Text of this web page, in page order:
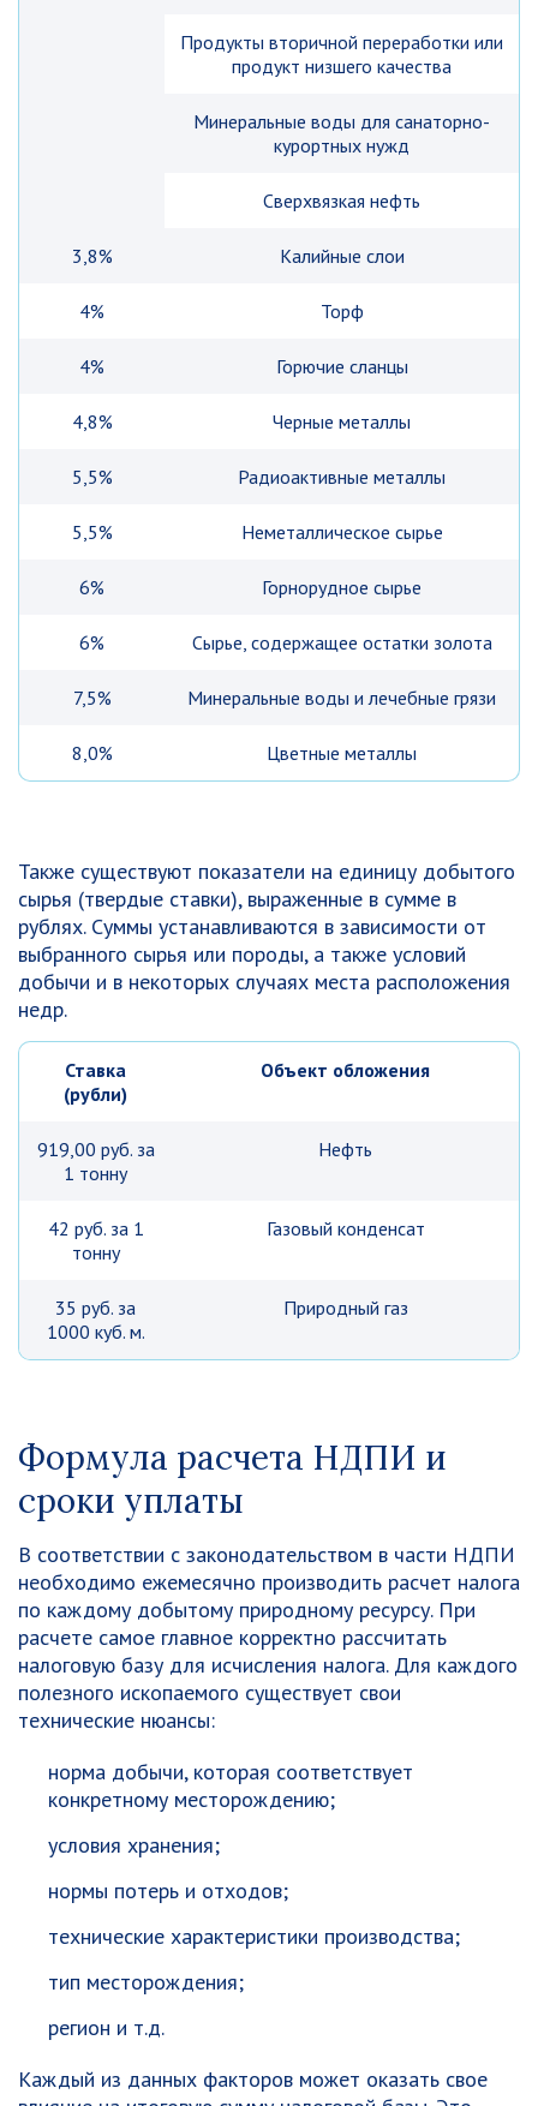
Продукты вторичной переработки или
продукт низшего качества
Минеральные воды для санаторно-
курортных нужд
Сверхвязкая нефть
3,8% Калийные слои
4% Торф
4% Горючие сланцы
4,8% Черные металлы
5,5% Радиоактивные металлы
5,5% Неметаллическое сырье
6% Горнорудное сырье
6% Сырье, содержащее остатки золота
7,5% Минеральные воды и лечебные грязи
8,0% Цветные металлы
Также существуют показатели на единицу добытого
сырья (твердые ставки), выраженные в сумме в
рублях. Суммы устанавливаются в зависимости от
выбранного сырья или породы, а также условий
добычи и в некоторых случаях места расположения
недр.
Ставка
(рубли)
Объект обложения
919,00 руб. за
1 тонну
Нефть
42 руб. за 1
тонну
Газовый конденсат
35 руб. за
1000 куб. м.
Природный газ
Формула расчета НДПИ и
сроки уплаты
В соответствии с законодательством в части НДПИ
необходимо ежемесячно производить расчет налога
по каждому добытому природному ресурсу. При
расчете самое главное корректно рассчитать
налоговую базу для исчисления налога. Для каждого
полезного ископаемого существует свои
технические нюансы:
норма добычи, которая соответствует
конкретному месторождению;
условия хранения;
нормы потерь и отходов;
технические характеристики производства;
тип месторождения;
регион и т.д.
Каждый из данных факторов может оказать свое